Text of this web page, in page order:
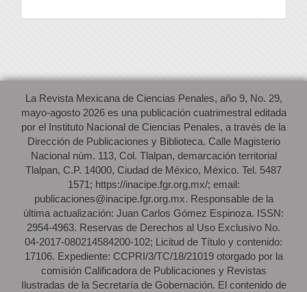
La Revista Mexicana de Ciencias Penales, año 9, No. 29,
mayo-agosto 2026 es una publicación cuatrimestral editada
por el Instituto Nacional de Ciencias Penales, a través de la
Dirección de Publicaciones y Biblioteca. Calle Magisterio
Nacional núm. 113, Col. Tlalpan, demarcación territorial
Tlalpan, C.P. 14000, Ciudad de México, México. Tel. 5487
1571; https://inacipe.fgr.org.mx/; email:
publicaciones@inacipe.fgr.org.mx. Responsable de la
última actualización: Juan Carlos Gómez Espinoza. ISSN:
2954-4963. Reservas de Derechos al Uso Exclusivo No.
04-2017-080214584200-102; Licitud de Título y contenido:
17106. Expediente: CCPRI/3/TC/18/21019 otorgado por la
comisión Calificadora de Publicaciones y Revistas
Ilustradas de la Secretaría de Gobernación. El contenido de